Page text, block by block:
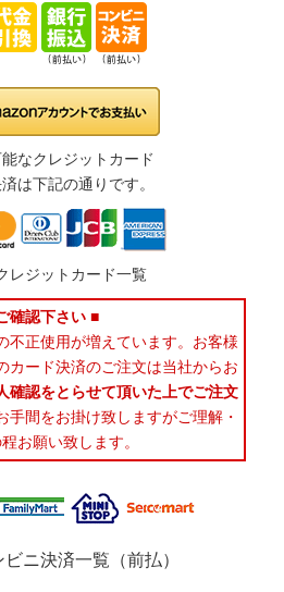
なクレジットカード
は下記の通りです。
レジットカード一覧
確認下さい ■
不正使用が増えています。お客様
カード決済のご注文は当社からお
確認をとらせて頂いた上でご注文
手間をお掛け致しますがご理解・
お願い致します。
ニ決済一覧（前払）